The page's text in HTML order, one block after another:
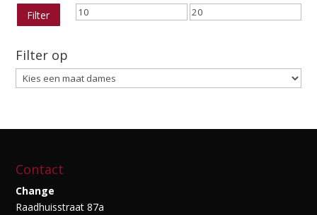
Min.
Max.
Filter
Filter op
Contact
Change
Raadhuisstraat 87a